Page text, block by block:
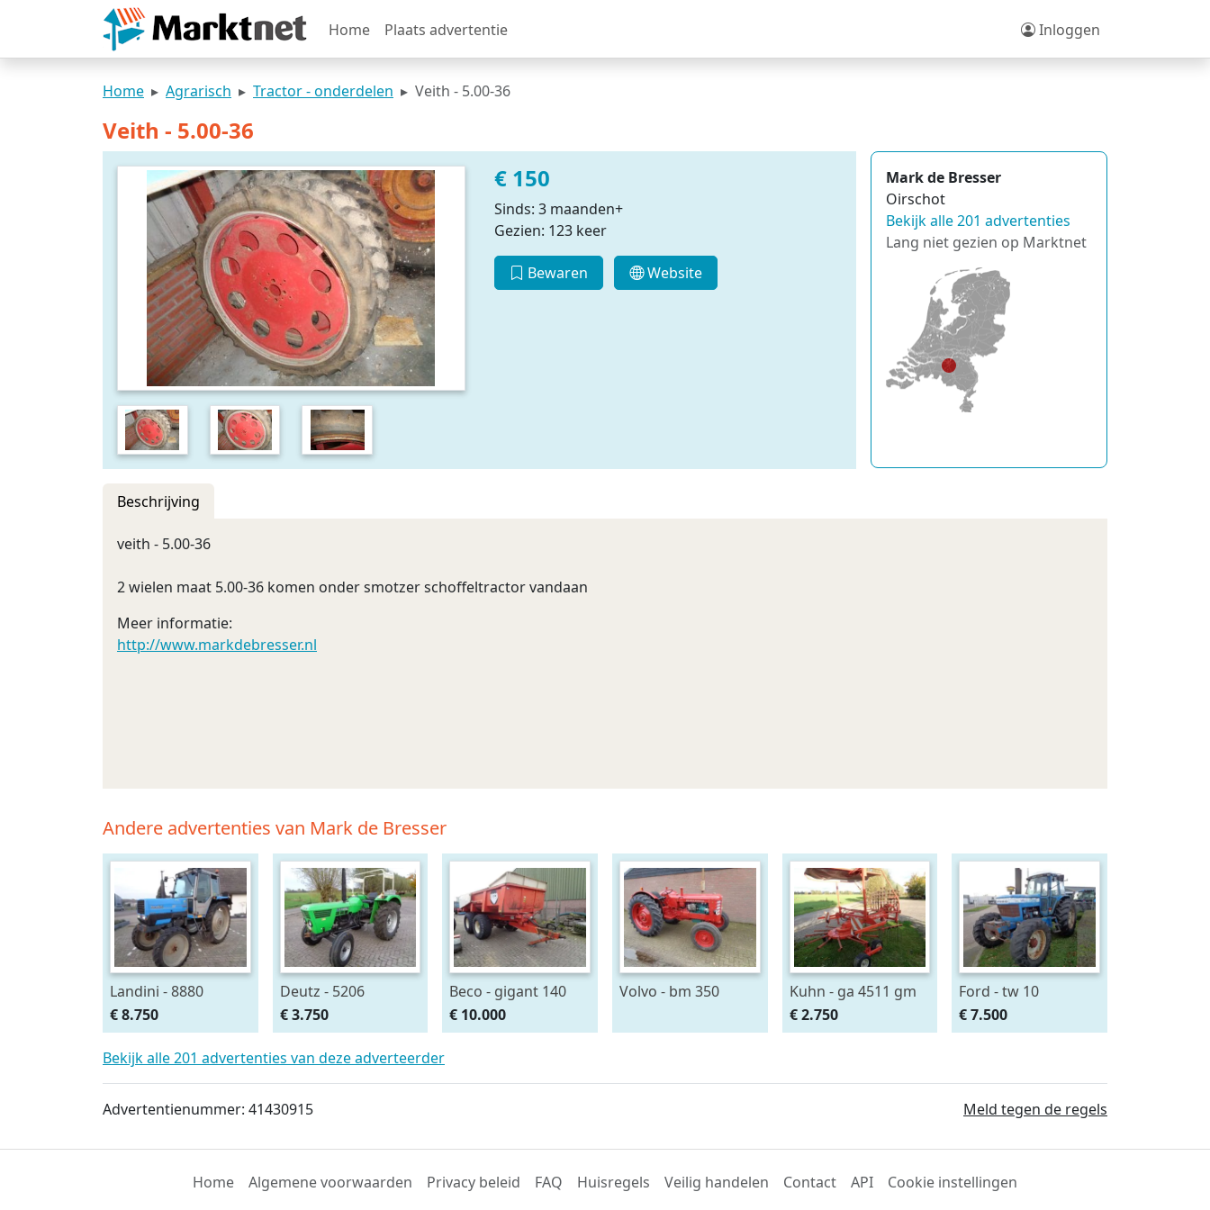
Home Plaats advertentie Inloggen
Home Agrarisch Tractor - onderdelen Veith - 5.00-36
Veith - 5.00-36
€ 150
Sinds: 3 maanden+
Gezien: 123 keer
Bewaren Website
Mark de Bresser
Oirschot
Bekijk alle 201 advertenties
Lang niet gezien op Marktnet
Beschrijving
veith - 5.00-36
2 wielen maat 5.00-36 komen onder smotzer schoffeltractor vandaan
Meer informatie:
http://www.markdebresser.nl
Andere advertenties van Mark de Bresser
Landini - 8880
€ 8.750
Deutz - 5206
€ 3.750
Beco - gigant 140
€ 10.000
Volvo - bm 350
Kuhn - ga 4511 gm
€ 2.750
Ford - tw 10
€ 7.500
Bekijk alle 201 advertenties van deze adverteerder
Advertentienummer: 41430915 Meld tegen de regels
Home Algemene voorwaarden Privacy beleid FAQ Huisregels Veilig handelen Contact API Cookie instellingen